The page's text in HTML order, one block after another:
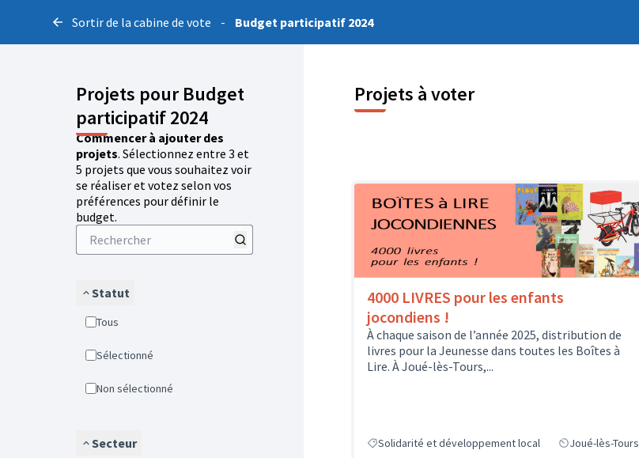
Sortir de la cabine de vote - Budget participatif 2024
Projets pour Budget
participatif 2024
Commencer à ajouter des
projets. Sélectionnez entre 3 et
5 projets que vous souhaitez voir
se réaliser et votez selon vos
préférences pour définir le
budget.
Statut
Tous
Sélectionné
Non sélectionné
Secteur
Projets à voter
4000 LIVRES pour les enfants
jocondiens !
À chaque saison de l’année 2025, distribution de
livres pour la Jeunesse dans toutes les Boîtes à
Lire. À Joué-lès-Tours,...
Solidarité et développement local Joué-lès-Tours